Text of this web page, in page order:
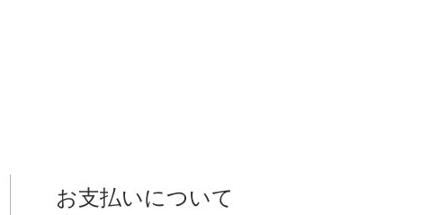
お支払いについて